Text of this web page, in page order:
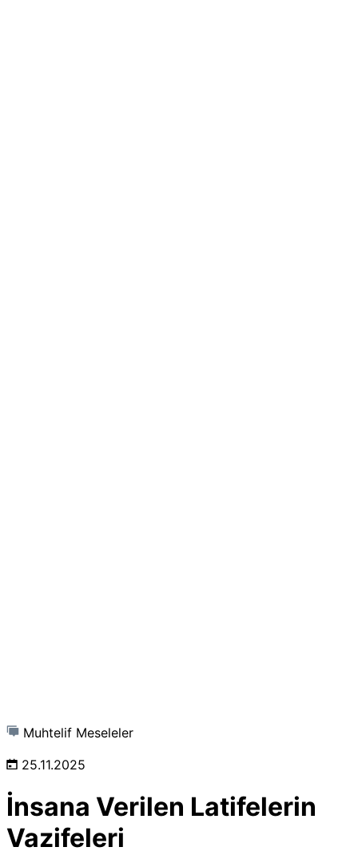
Muhtelif Meseleler
25.11.2025
İnsana Verilen Latifelerin
Vazifeleri